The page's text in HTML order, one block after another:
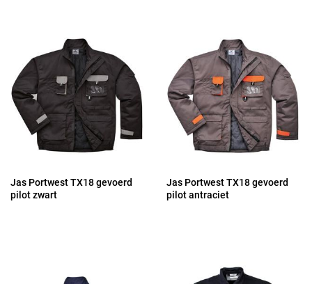
Jas Portwest TX18 gevoerd
pilot zwart
Jas Portwest TX18 gevoerd
pilot antraciet